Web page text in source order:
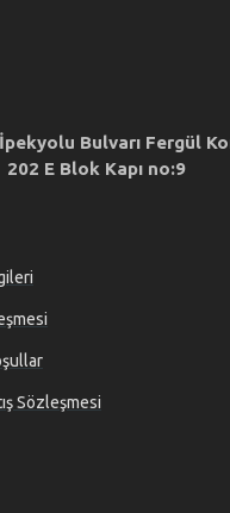
Bulvarı Fergül
202 E Blok Kapı no:9
Sözleşmesi